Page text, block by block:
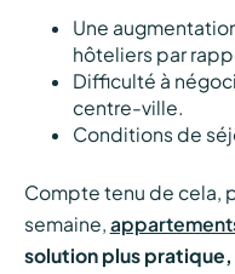
Une
hôteliers par
Difficulté à
centre-ville.
Conditions de
Compte tenu de cela,
semaine,
solution plus